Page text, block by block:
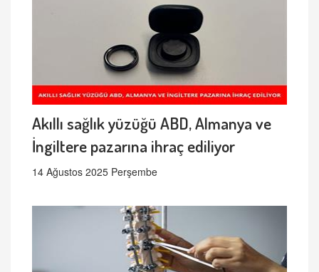
Akıllı sağlık yüzüğü ABD, Almanya ve
İngiltere pazarına ihraç ediliyor
14 Ağustos 2025 Perşembe